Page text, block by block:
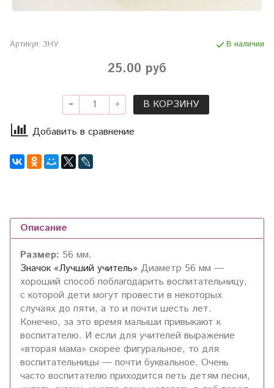
Артикул: ЗНУ В наличии
25.00 руб
В КОРЗИНУ
Добавить в сравнение
Описание
Размер: 56 мм.
Значок «Лучший учитель» Диаметр 56 мм —
хороший способ поблагодарить воспитательницу,
с которой дети могут провести в некоторых
случаях до пяти, а то и почти шесть лет.
Конечно, за это время малыши привыкают к
воспитателю. И если для учителей выражение
«вторая мама» скорее фигуральное, то для
воспитательницы — почти буквальное. Очень
часто воспитателю приходится петь детям песни,